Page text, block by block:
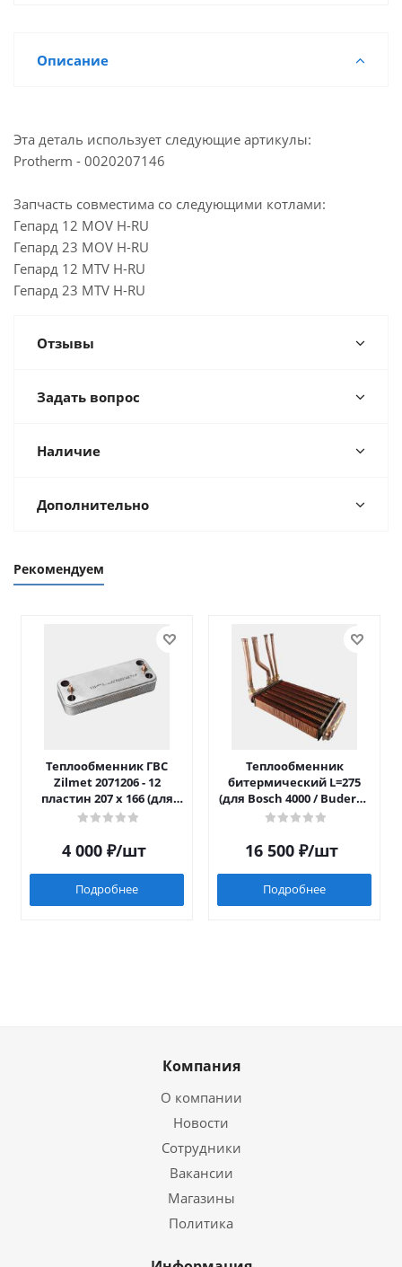
Описание
Эта деталь использует следующие артикулы:
Protherm - 0020207146
Запчасть совместима со следующими котлами:
Гепард 12 MOV H-RU
Гепард 23 MOV H-RU
Гепард 12 MTV H-RU
Гепард 23 MTV H-RU
Отзывы
Задать вопрос
Наличие
Дополнительно
Рекомендуем
Теплообменник ГВС
Zilmet 2071206 - 12
пластин 207 x 166 (для
Luna/Eco Four после 2014)
4 000₽/шт
Подробнее
Теплообменник
битермический L=275
(для Bosch 4000 / Buderus
042)
16 500₽/шт
Подробнее
Компания
О компании
Новости
Сотрудники
Вакансии
Магазины
Политика